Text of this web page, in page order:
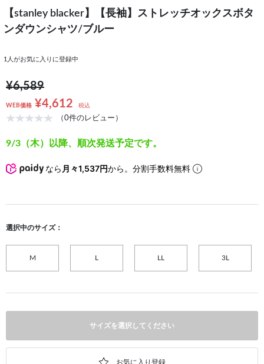
【stanley blacker】【長袖】ストレッチオックスボタ
ンダウンシャツ/ブルー
1 人がお気に入りに登録中
¥6,589
WEB価格 ¥4,612 税込
（0件のレビュー）
9/3（木）以降、順次発送予定です。
なら 月々1,537円から。分割手数料無料
選択中のサイズ：
M 3L
サイズを選択してください